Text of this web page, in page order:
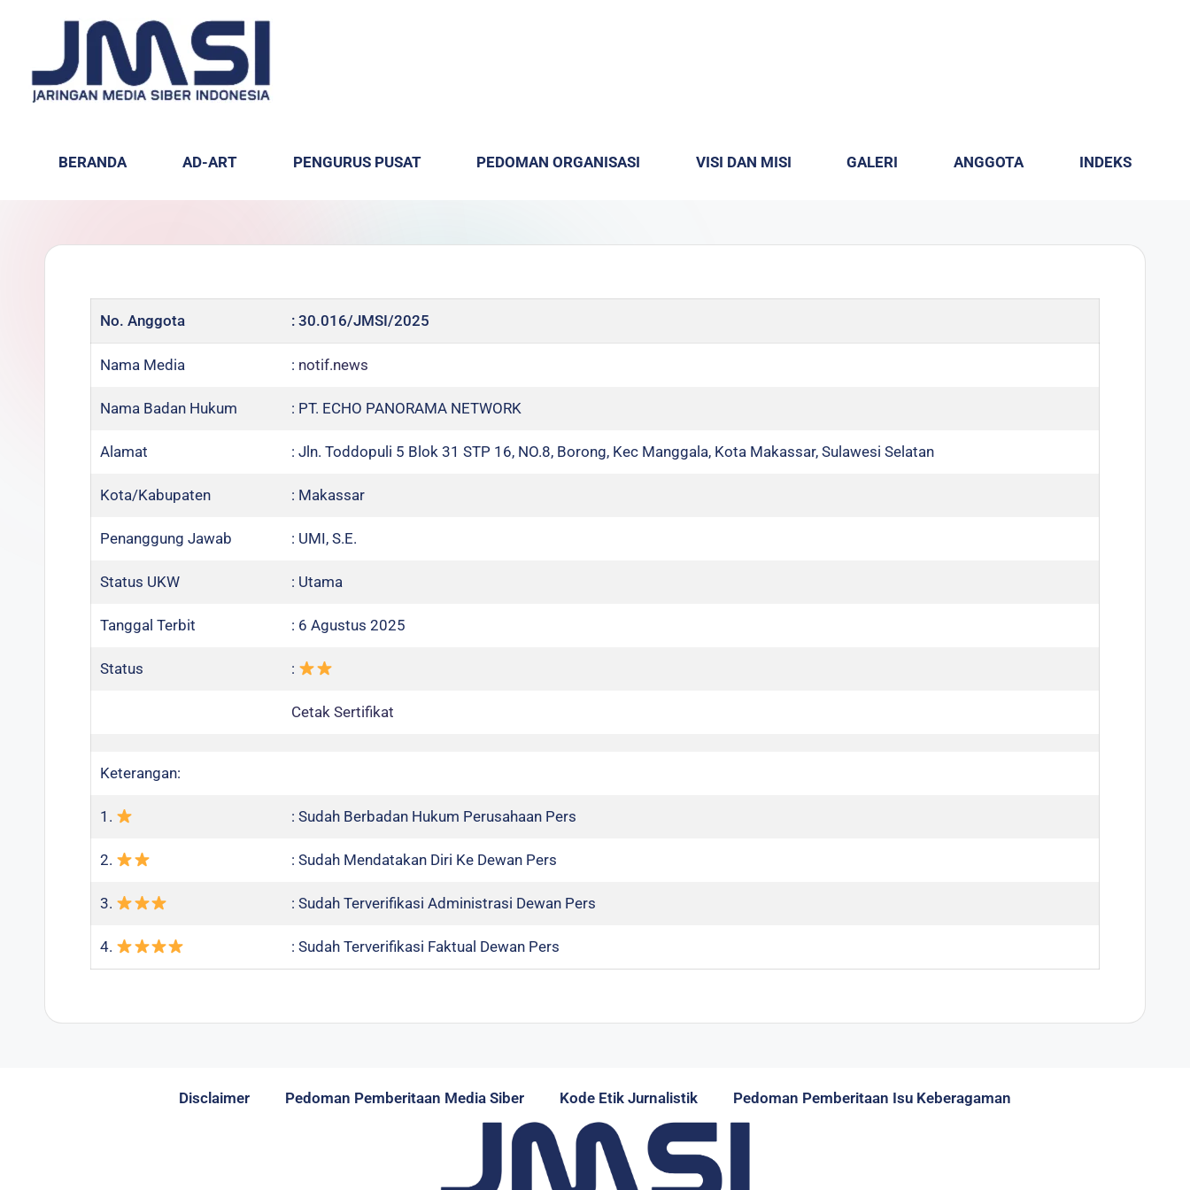
BERANDA AD-ART PENGURUS PUSAT PEDOMAN ORGANISASI VISI DAN MISI GALERI ANGGOTA INDEKS
No. Anggota : 30.016/JMSI/2025
Nama Media : notif.news
Nama Badan Hukum : PT. ECHO PANORAMA NETWORK
Alamat : Jln. Toddopuli 5 Blok 31 STP 16, NO.8, Borong, Kec Manggala, Kota Makassar, Sulawesi Selatan
Kota/Kabupaten : Makassar
Penanggung Jawab : UMI, S.E.
Status UKW : Utama
Tanggal Terbit : 6 Agustus 2025
Status :
Cetak Sertifikat
Keterangan:
1. : Sudah Berbadan Hukum Perusahaan Pers
2. : Sudah Mendatakan Diri Ke Dewan Pers
3. : Sudah Terverifikasi Administrasi Dewan Pers
4. : Sudah Terverifikasi Faktual Dewan Pers
Disclaimer Pedoman Pemberitaan Media Siber Kode Etik Jurnalistik Pedoman Pemberitaan Isu Keberagaman